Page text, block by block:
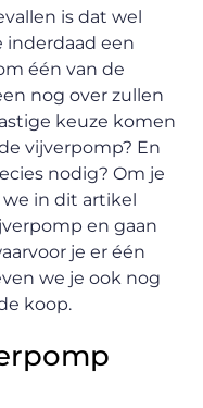
is dat wel
inderdaad een
één van de
nog over zullen
keuze komen
vijverpomp? En
nodig? Om je
in dit artikel
en gaan
je er één
we je ook nog
koop.